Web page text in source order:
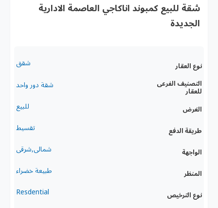
شقة للبيع كمبوند اناكاجي العاصمة الادارية
الجديدة
نوع العقار شقق
التصنيف الفرعى
للعقار
شقة دور واحد
الغرض للبيع
طريقة الدفع تقسيط
الواجهة شمالى,شرقى
المنظر طبيعة خضراء
نوع الترخيص Resdential